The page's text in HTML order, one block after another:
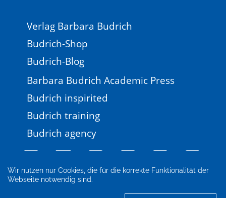
Wir nutzen nur Cookies, die für die korrekte Funktionalität der
Webseite notwendig sind.
Verlag Barbara Budrich
Budrich-Shop
Budrich-Blog
Barbara Budrich Academic Press
Budrich inspirited
Budrich training
Budrich agency
Impressum